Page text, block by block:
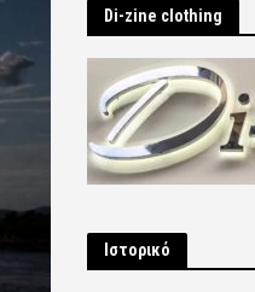
Di-zine clothing
Ιστορικό